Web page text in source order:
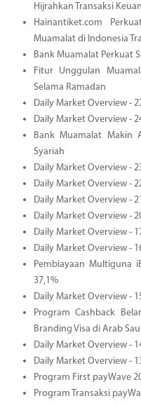
Hijrahkan Transaksi
Hainantiket.com
Muamalat di Indonesia
Bank Muamalat Perkuat
Fitur Unggulan
Selama Ramadan
Daily Market Overview -
Daily Market Overview -
Bank Muamalat Makin
Syariah
Daily Market Overview -
Daily Market Overview -
Daily Market Overview -
Daily Market Overview -
Daily Market Overview -
Daily Market Overview -
Pembiayaan Multiguna
37,1%
Daily Market Overview -
Program Cashback
Branding Visa di Arab
Daily Market Overview -
Daily Market Overview -
Program First payWave
Program Transaksi